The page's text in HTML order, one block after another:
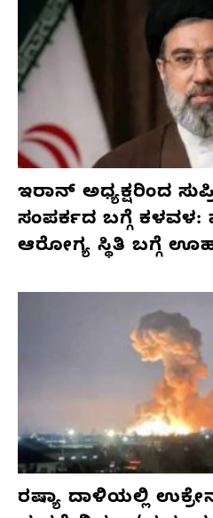
ಇರಾನ್ ಅಧ್ಯಕ್ಷರಿಂದ
ಸಂಪರ್ಕದ ಬಗ್ಗೆ
ಆರೋಗ್ಯ ಸ್ಥಿತಿ ಬಗ್ಗೆ
ರಷ್ಯಾ ದಾಳಿಯಲ್ಲಿ